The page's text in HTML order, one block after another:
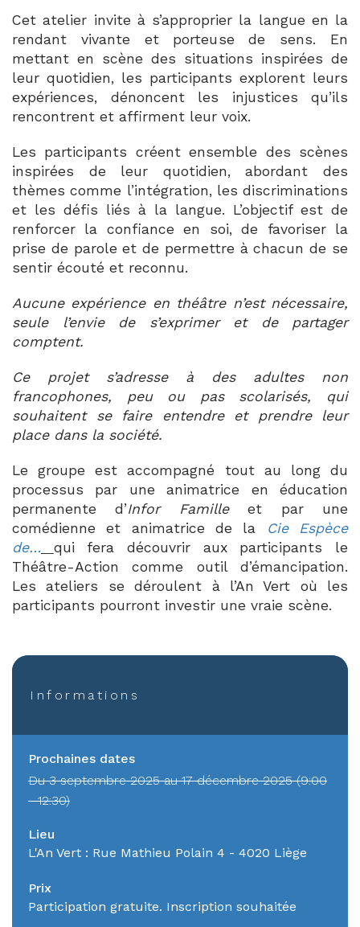
Cet atelier invite à s’approprier la langue en la
rendant vivante et porteuse de sens. En
mettant en scène des situations inspirées de
leur quotidien, les participants explorent leurs
expériences, dénoncent les injustices qu’ils
rencontrent et affirment leur voix.
Les participants créent ensemble des scènes
inspirées de leur quotidien, abordant des
thèmes comme l’intégration, les discriminations
et les défis liés à la langue. L’objectif est de
renforcer la confiance en soi, de favoriser la
prise de parole et de permettre à chacun de se
sentir écouté et reconnu.
Aucune expérience en théâtre n’est nécessaire,
seule l’envie de s’exprimer et de partager
comptent.
Ce projet s’adresse à des adultes non
francophones, peu ou pas scolarisés, qui
souhaitent se faire entendre et prendre leur
place dans la société.
Le groupe est accompagné tout au long du
processus par une animatrice en éducation
permanente d’Infor Familleet par une
comédienne et animatrice de la
Cie Espèce
de…
qui fera découvrir aux participants le
Théâtre-Action comme outil d’émancipation.
Les ateliers se déroulent à l’An Vert où les
participants pourront investir une vraie scène.
Informations
Prochaines dates
Du 3 septembre 2025 au 17 décembre 2025 (9:00
- 12:30)
Lieu
L'An Vert : Rue Mathieu Polain 4 - 4020 Liège
Prix
Participation gratuite. Inscription souhaitée